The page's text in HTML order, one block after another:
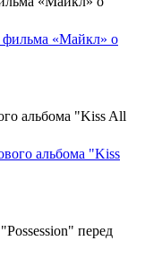
альбома "Kiss All
перед